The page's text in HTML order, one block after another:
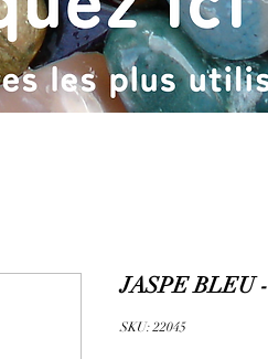
JASPE BLEU
SKU: 22045